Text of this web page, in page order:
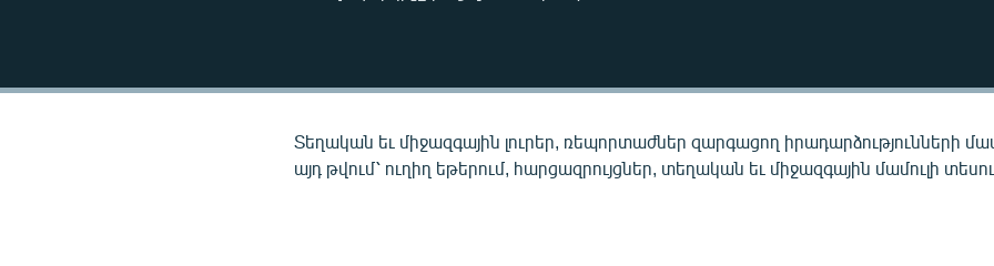
ՍՊՈՐՏ
Տեղական եւ միջազգային լուրեր, ռեպորտաժներ զարգացող իրադարձությունների
այդ թվում՝ ուղիղ եթերում, հարցազրույցներ, տեղական եւ միջազգային մամուլի